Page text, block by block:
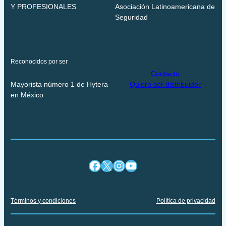
Y PROFESIONALES
Asociación Latinoamericana de
Seguridad
Reconocidos por ser
Mayorista número 1 de Hytera
en México
Contacto
Quiero ser distribuidor
Facebook X InstagramYouTube
Términos y condiciones Política de privacidad